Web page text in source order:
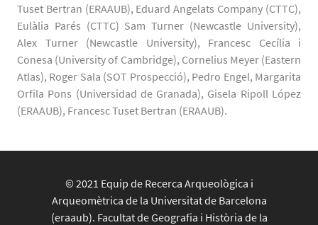
Tuset Bertran (ERAAUB), Eduard Angelats Company (CTTC),
Eulàlia Parés (CTTC) Sam Turner (Newcastle University),
Alex Turner (Newcastle University), Francesc Cecília i
Conesa (University of Cambridge), Cornelius Meyer (Eastern
Atlas), Roger Sala (SOT Prospecció), Pedro Engel, Margarita
Orfila Pons (Universidad de Granada), Gisela Ripoll López
(ERAAUB), Francesc Tuset Bertran (ERAAUB).
© 2021 Equip de Recerca Arqueològica i
Arqueomètrica de la Universitat de Barcelona
(eraaub). Facultat de Geografia i Història de la